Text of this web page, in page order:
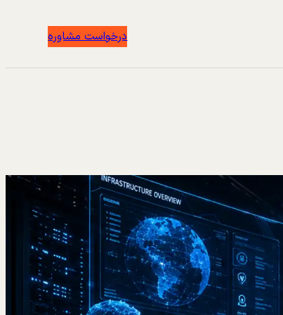
درخواست مشاوره